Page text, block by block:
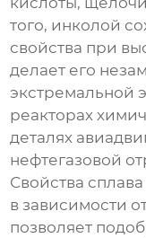
того, инколой
свойства при
делает его
экстремальной
реакторах
деталях
нефтегазовой
Свойства
в зависимости
позволяет